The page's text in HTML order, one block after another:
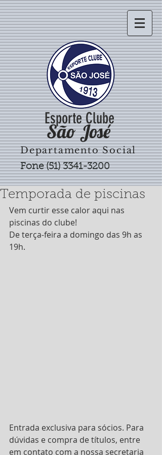
São José
Esporte Clube
Departamento Social
Fone(51) 3341-3200
Temporada de piscinas
Vem curtir esse calor aqui nas
piscinas do clube!
De terça-feira a domingo das 9h as
19h.
Entrada exclusiva para sócios. Para
dúvidas e compra de títulos, entre
em contato com a nossa secretaria